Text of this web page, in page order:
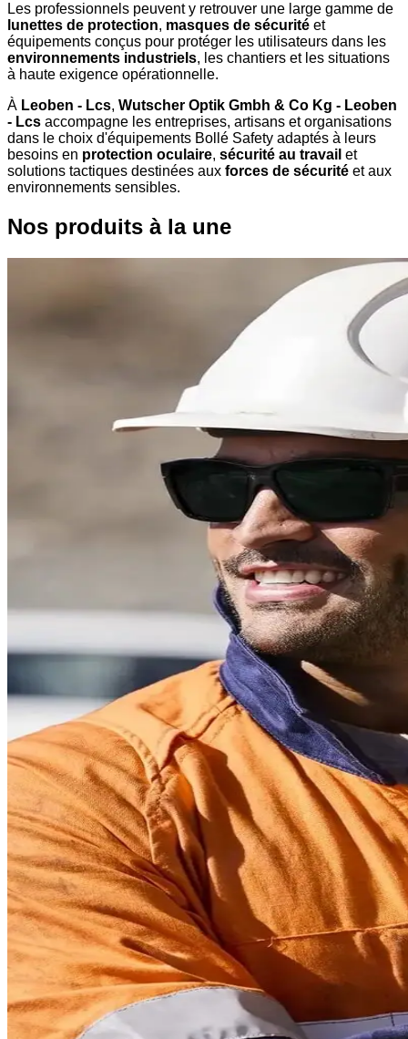
Les professionnels peuvent y retrouver une large gamme de
lunettes de protection, masques de sécurité et
équipements conçus pour protéger les utilisateurs dans les
environnements industriels, les chantiers et les situations
à haute exigence opérationnelle.
À Leoben - Lcs, Wutscher Optik Gmbh & Co Kg - Leoben
- Lcs accompagne les entreprises, artisans et organisations
dans le choix d'équipements Bollé Safety adaptés à leurs
besoins en protection oculaire, sécurité au travail et
solutions tactiques destinées aux forces de sécurité et aux
environnements sensibles.
Nos produits à la une